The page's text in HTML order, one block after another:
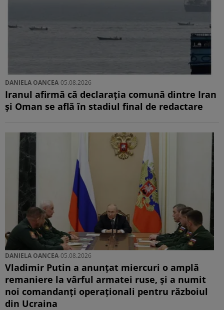
DANIELA OANCEA-05.08.2026
Iranul afirmă că declarația comună dintre Iran
și Oman se află în stadiul final de redactare
DANIELA OANCEA-05.08.2026
Vladimir Putin a anunțat miercuri o amplă
remaniere la vârful armatei ruse, și a numit
noi comandanți operaționali pentru războiul
din Ucraina